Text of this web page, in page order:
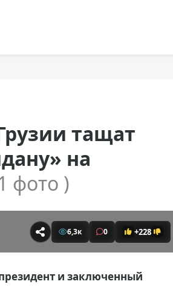
тащат
на
фото )
6,3к 0 +228
и заключенный